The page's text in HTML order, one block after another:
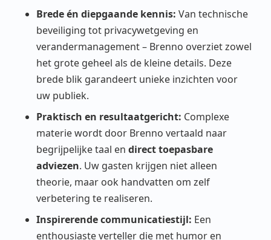
Brede én diepgaande kennis: Van technische
beveiliging tot privacywetgeving en
verandermanagement – Brenno overziet zowel
het grote geheel als de kleine details. Deze
brede blik garandeert unieke inzichten voor
uw publiek.
Praktisch en resultaatgericht: Complexe
materie wordt door Brenno vertaald naar
begrijpelijke taal en direct toepasbare
adviezen. Uw gasten krijgen niet alleen
theorie, maar ook handvatten om zelf
verbetering te realiseren.
Inspirerende communicatiestijl: Een
enthousiaste verteller die met humor en